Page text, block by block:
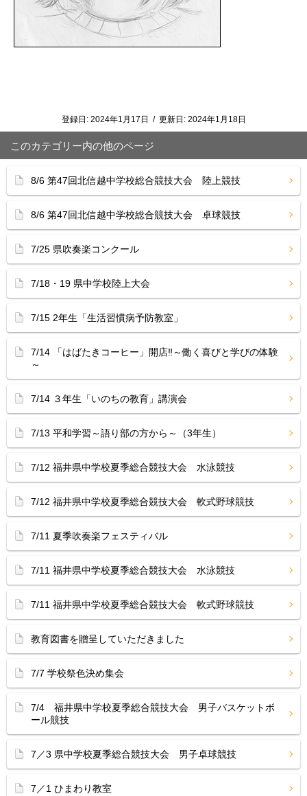
登録日: 2024年1月17日 / 更新日: 2024年1月18日
このカテゴリー内の他のページ
8/6 第47回北信越中学校総合競技大会 陸上競技
8/6 第47回北信越中学校総合競技大会 卓球競技
7/25 県吹奏楽コンクール
7/18・19 県中学校陸上大会
7/15 2年生「生活習慣病予防教室」
7/14 「はばたきコーヒー」開店‼︎～働く喜びと学びの体験
～
7/14 ３年生「いのちの教育」講演会
7/13 平和学習～語り部の方から～（3年生）
7/12 福井県中学校夏季総合競技大会 水泳競技
7/12 福井県中学校夏季総合競技大会 軟式野球競技
7/11 夏季吹奏楽フェスティバル
7/11 福井県中学校夏季総合競技大会 水泳競技
7/11 福井県中学校夏季総合競技大会 軟式野球競技
教育図書を贈呈していただきました
7/7 学校祭色決め集会
7/4 福井県中学校夏季総合競技大会 男子バスケットボ
ール競技
7／3 県中学校夏季総合競技大会 男子卓球競技
7／1 ひまわり教室